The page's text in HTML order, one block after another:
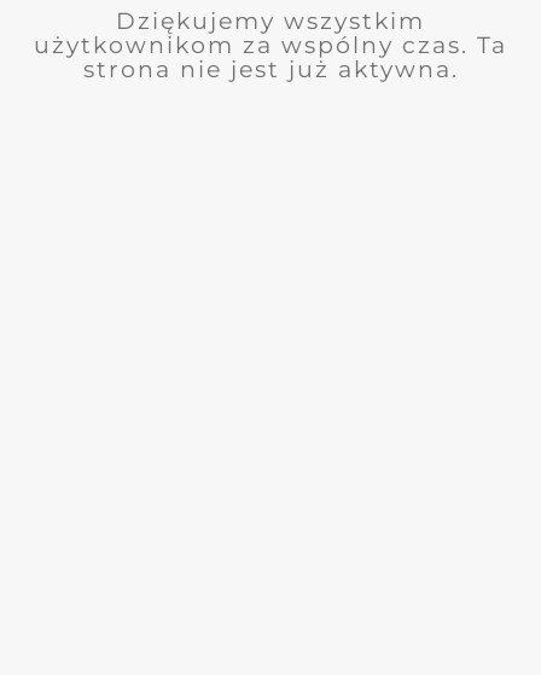
Dziękujemy wszystkim
użytkownikom za wspólny czas. Ta
strona nie jest już aktywna.